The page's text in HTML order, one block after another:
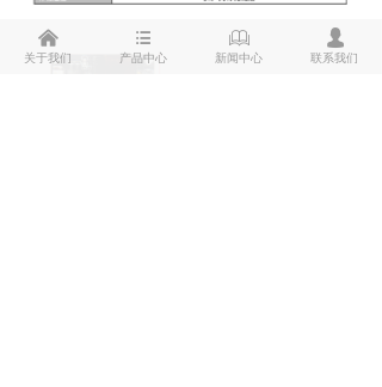
낀
关于我们
뀑
产品中心
ꁡ
新闻中心
넙
联系我们